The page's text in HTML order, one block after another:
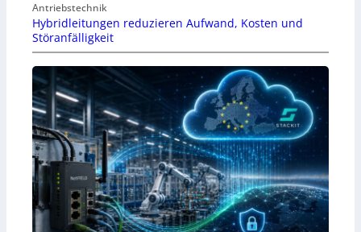
Antriebstechnik
Hybridleitungen reduzieren Aufwand, Kosten und
Störanfälligkeit